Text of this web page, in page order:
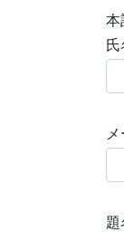
本
氏
題